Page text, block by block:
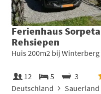
Ferienhaus
Rehsiepen
Huis 200m2 bij
12 5
3
Deutschland
Sauerland